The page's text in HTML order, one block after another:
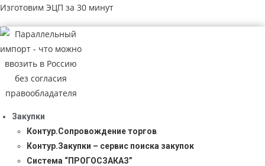
Изготовим ЭЦП за 30 минут
Закупки
Контур.Сопровождение торгов
Контур.Закупки – сервис поиска закупок
Система “ПРОГОСЗАКАЗ”